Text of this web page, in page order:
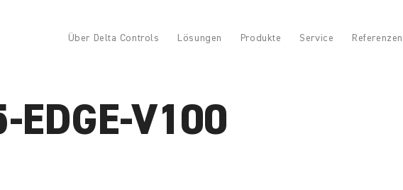
Über Delta Controls Lösungen Produkte Service Referenzen
EDGE-V100